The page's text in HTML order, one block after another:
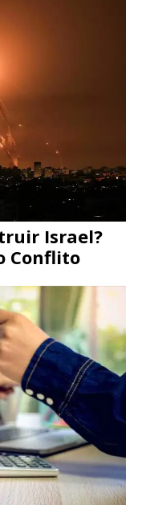
Israel?
Conflito